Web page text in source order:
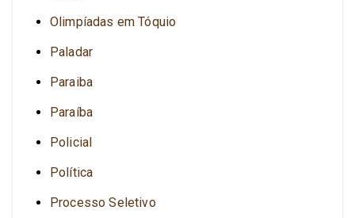
Olimpíadas em Tóquio
Paladar
Paraiba
Paraíba
Policial
Política
Processo Seletivo